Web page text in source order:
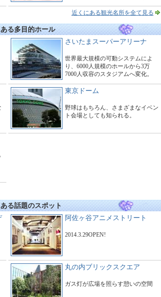
設。近くにある観光名所を全て見る
る多目的ホール
さいたまスーパーアリーナ
世界最大規模の可動システムによ
り、6000人規模のホールから3万
7000人収容のスタジアムへ変化。
東京ドーム
野球はもちろん、さまざまなイベン
ト会場としても知られる。
る話題のスポット
阿佐ヶ谷アニメストリート
2014.3.29OPEN!
丸の内ブリックスクエア
ガス灯が広場を照らす憩いの空間